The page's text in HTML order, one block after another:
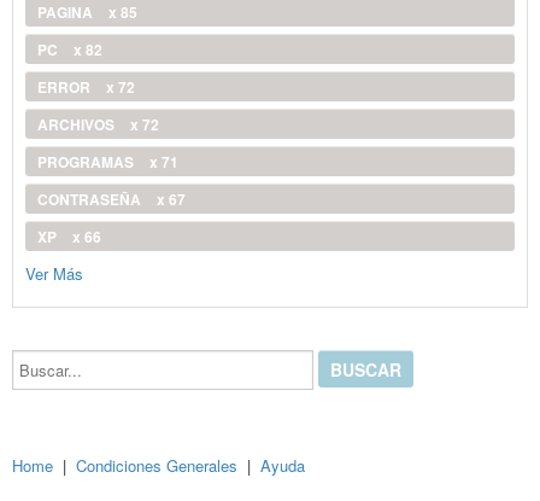
PAGINA
x 85
PC
x 82
ERROR
x 72
ARCHIVOS
x 72
PROGRAMAS
x 71
CONTRASEÑA
x 67
XP
x 66
Ver Más
Buscar...
Home | Condiciones Generales | Ayuda